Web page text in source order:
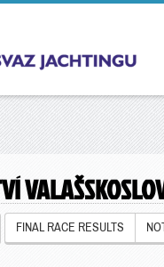
FINAL RACE RESULTS